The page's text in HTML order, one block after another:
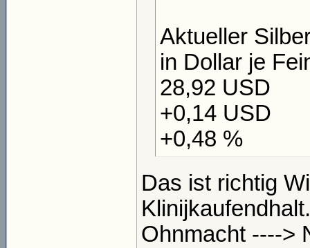
Aktueller
in Dollar je
28,92 USD
+0,14 USD
+0,48 %
Das ist richtig
Ohnmacht ---->